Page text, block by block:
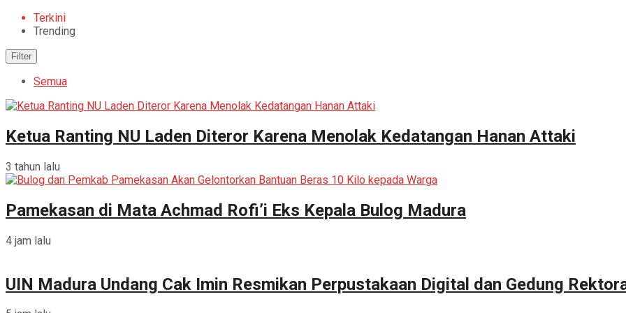
Terkini
Trending
Filter
Semua
Ketua Ranting NU Laden Diteror Karena Menolak Kedatangan Hanan Attaki
3 tahun lalu
Pamekasan di Mata Achmad Rofi’i Eks Kepala Bulog Madura
4 jam lalu
UIN Madura Undang Cak Imin Resmikan Perpustakaan Digital dan Gedung